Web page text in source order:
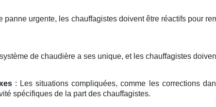
panne urgente, les chauffagistes doivent être réactifs pour
de chaudière a ses unique, et les chauffagistes
: Les situations compliquées, comme les corrections
spécifiques de la part des chauffagistes.